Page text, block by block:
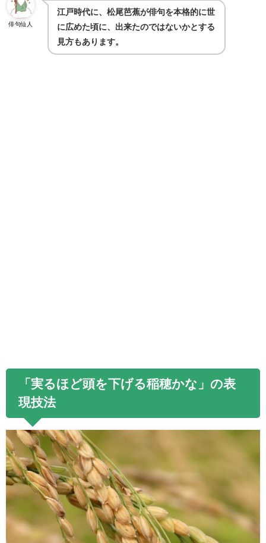
俳句仙人
江戸時代に、松尾芭蕉が俳句を本格的に世
に広めた頃に、出来たのではないかとする
見方もあります。
「実るほど頭を下げる稲穂かな」の表
現技法